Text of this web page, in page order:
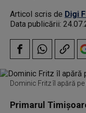
Articol scris de Digi
Data publicării:
Dominic Fritz îl apără
Primarul